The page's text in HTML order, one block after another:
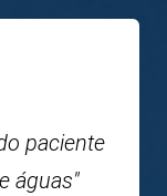
paciente
águas"